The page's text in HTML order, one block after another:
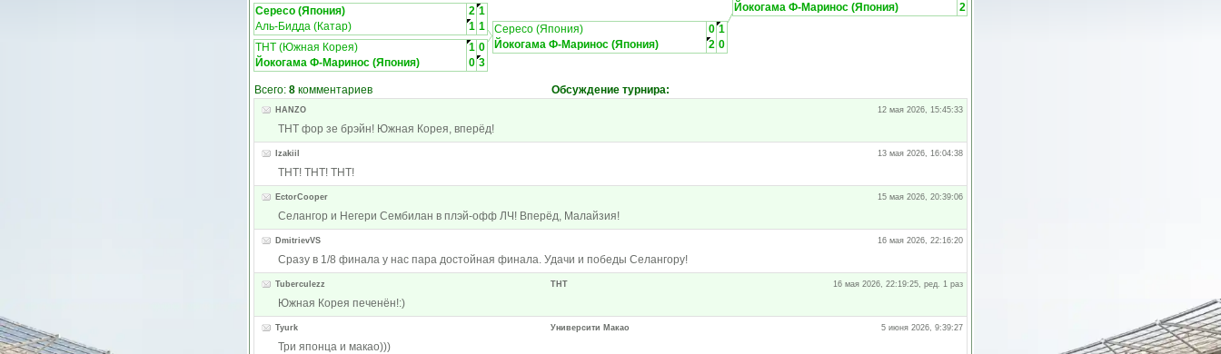
Йокогама Ф-Маринос (Япония)
2
Сересо (Япония) 2 1
Аль-Бидда (Катар)
1 1
ТНТ (Южная Корея)
1 0
Йокогама Ф-Маринос (Япония)
0 3
Сересо (Япония) 0 1
Йокогама Ф-Маринос (Япония)
2 0
Всего: 8 комментариев Обсуждение турнира:
HANZO 12 мая 2026, 15:45:33
ТНТ фор зе брэйн! Южная Корея, вперёд!
Izakiil 13 мая 2026, 16:04:38
ТНТ! ТНТ! ТНТ!
EctorCooper 15 мая 2026, 20:39:06
Селангор и Негери Сембилан в плэй-офф ЛЧ! Вперёд, Малайзия!
DmitrievVS 16 мая 2026, 22:16:20
Сразу в 1/8 финала у нас пара достойная финала. Удачи и победы Селангору!
Tuberculezz ТНТ 16 мая 2026, 22:19:25, ред. 1 раз
Южная Корея печенён!:)
Tyurk Университи Макао 5 июня 2026, 9:39:27
Три японца и макао)))